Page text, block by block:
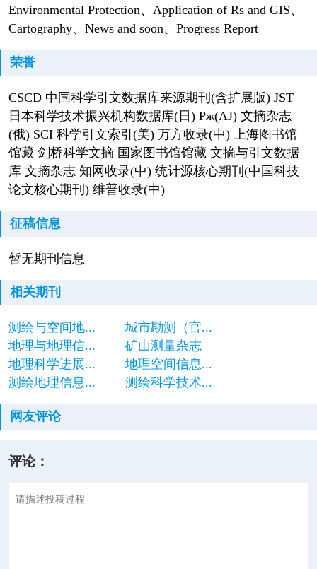
Environmental Protection、Application of Rs and GIS、
Cartography、News and soon、Progress Report
荣誉
CSCD 中国科学引文数据库来源期刊(含扩展版) JST
日本科学技术振兴机构数据库(日) Pж(AJ) 文摘杂志
(俄) SCI 科学引文索引(美) 万方收录(中) 上海图书馆
馆藏 剑桥科学文摘 国家图书馆馆藏 文摘与引文数据
库 文摘杂志 知网收录(中) 统计源核心期刊(中国科技
论文核心期刊) 维普收录(中)
征稿信息
暂无期刊信息
相关期刊
测绘与空间地...
城市勘测（官...
地理与地理信...
矿山测量杂志
地理科学进展...
地理空间信息...
测绘地理信息...
测绘科学技术...
网友评论
评论：